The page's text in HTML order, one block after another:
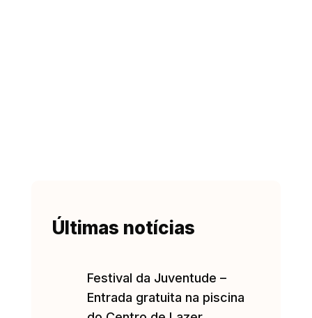
Últimas notícias
Festival da Juventude –
Entrada gratuita na piscina